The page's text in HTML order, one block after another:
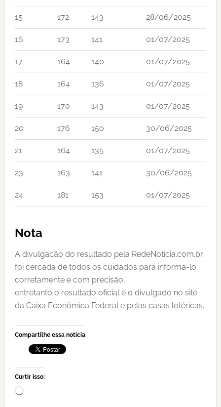
15 172 143 28/06/2025
16 173 141 01/07/2025
17 164 140 01/07/2025
18 164 136 01/07/2025
19 170 143 01/07/2025
20 176 150 30/06/2025
21 164 135 01/07/2025
23 163 141 30/06/2025
24 181 153 01/07/2025
Nota
A divulgação do resultado pela RedeNoticia.com.br
foi cercada de todos os cuidados para informa-lo
corretamente e com precisão,
entretanto o resultado oficial é o divulgado no site
da Caixa Econômica Federal e pelas casas lotéricas.
Compartilhe essa notícia
Curtir isso:
Carregando...